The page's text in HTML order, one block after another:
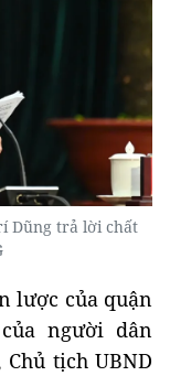
Dũng trả lời chất
lược của quận
người dân
tịch UBND